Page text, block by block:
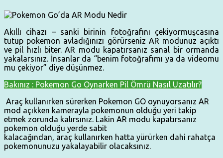
Akıllı cihazı – sanki birinin fotoğrafını çekiyormuşcasına
tutup pokemon avladığınızı görürseniz AR modunuz açıktı
ve pil hızlı biter. AR modu kapatırsanız sanal bir ormanda
yakalarsınız. İnsanlar da “benim fotoğrafımı ya da videomu
mu çekiyor” diye düşünmez.
Bakınız : Pokemon Go Oynarken Pil Ömrü Nasıl Uzatılır?
Araç kullanırken sürerken Pokemon GO oynuyorsanız AR
mod açıkken kamerayla pokemonun olduğu yeri takip
etmek zorunda kalırsınız. Lakin AR modu kapatırsanız
pokemon olduğu yerde sabit
kalacağından, araç kullanırken hatta yürürken dahi rahatça
pokemonunuzu yakalayabilir olacaksınız.